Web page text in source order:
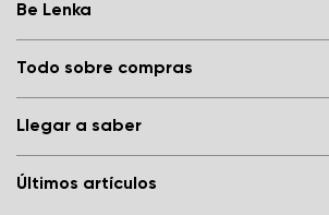
Be Lenka
Store Locator
Sobre nosotros
Be Lenka en medios de comunicación
Cookies
Condiciones de protección de datos personales
Todo sobre compras
Acceso
Condiciones generales de la tienda
Estatutos del concurso de consumidores
Llegar a saber
Be Lenka Kids
Últimos artículos